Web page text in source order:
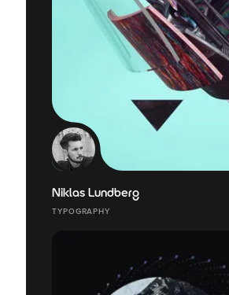
Niklas Lundberg
TYPOGRAPHY